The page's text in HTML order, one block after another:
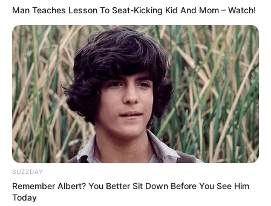
Man Teaches Lesson To Seat-Kicking Kid And Mom – Watch!
BUZZDAY
Remember Albert? You Better Sit Down Before You See Him
Today